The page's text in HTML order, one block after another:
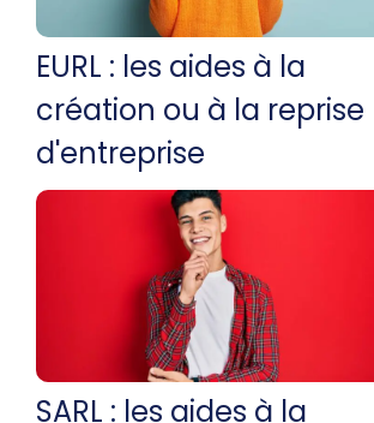
EURL : les aides à la
création ou à la reprise
d'entreprise
SARL : les aides à la